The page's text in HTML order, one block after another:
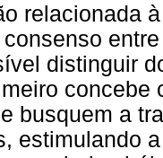
relacionada
distinguir
concebe
busquem a
estimulando